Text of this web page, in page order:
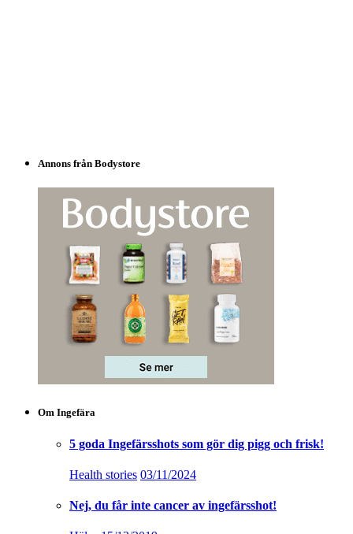
Annons från Bodystore
Om Ingefära
5 goda Ingefärsshots som gör dig pigg och frisk!
Health stories 03/11/2024
Nej, du får inte cancer av ingefärsshot!